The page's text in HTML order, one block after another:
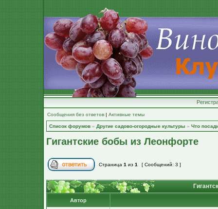
Сообщения без ответов | Активные темы
Список форумов » Другие садово-огородные культуры » Что
Гигантские бобы из Леонфорте
Страница 1 из 1 [ Сообщений: 3 ]
Автор